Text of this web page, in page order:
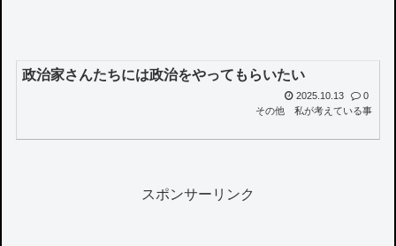
政治家さんたちには政治をやってもらいたい
2025.10.13
0
その他
私が考えている事
スポンサーリンク